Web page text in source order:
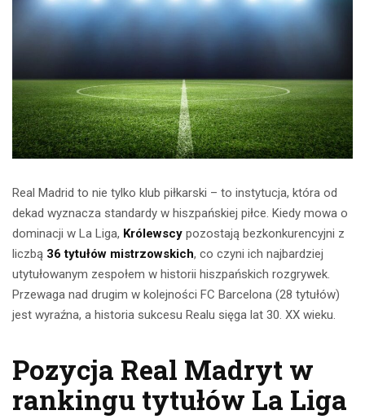
Real Madrid to nie tylko klub piłkarski – to instytucja, która od
dekad wyznacza standardy w hiszpańskiej piłce. Kiedy mowa o
dominacji w La Liga, Królewscy pozostają bezkonkurencyjni z
liczbą 36 tytułów mistrzowskich, co czyni ich najbardziej
utytułowanym zespołem w historii hiszpańskich rozgrywek.
Przewaga nad drugim w kolejności FC Barcelona (28 tytułów)
jest wyraźna, a historia sukcesu Realu sięga lat 30. XX wieku.
Pozycja Real Madryt w
rankingu tytułów La Liga